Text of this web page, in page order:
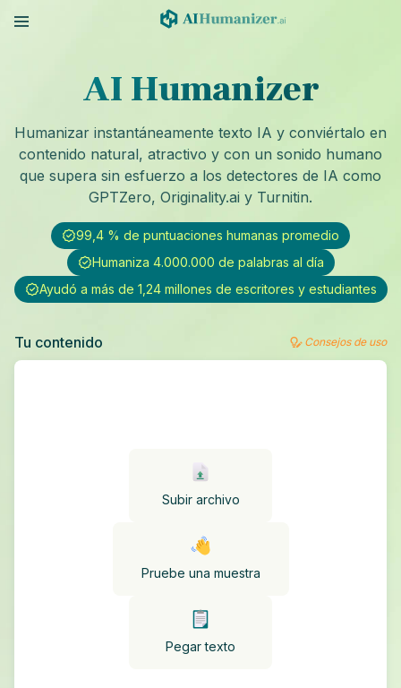
AI Humanizer
Humanizar instantáneamente texto IA y conviértalo en
contenido natural, atractivo y con un sonido humano
que supera sin esfuerzo a los detectores de IA como
GPTZero, Originality.ai y Turnitin.
99,4 % de puntuaciones humanas promedio
Humaniza 4.000.000 de palabras al día
Ayudó a más de 1,24 millones de escritores y estudiantes
Tu contenido Consejos de uso
Subir archivo
Pruebe una muestra
Pegar texto